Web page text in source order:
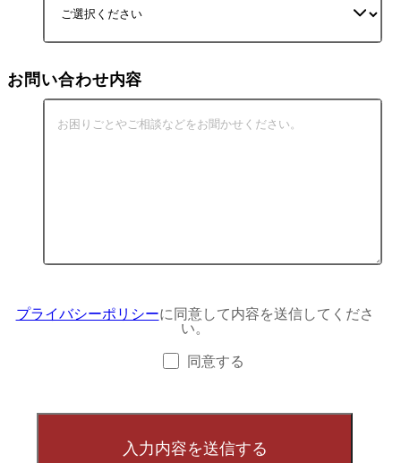
お問い合わせ内容
プライバシーポリシーに同意して内容を送信してくださ
い。
同意する